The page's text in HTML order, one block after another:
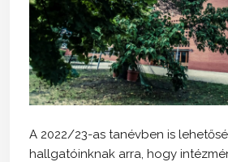
A 2022/23-as tanévben is
hallgatóinknak arra, hogy